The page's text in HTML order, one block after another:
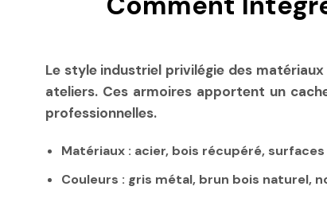
Le style industriel privilégie des
ateliers. Ces armoires apportent un
professionnelles.
Matériaux : acier, bois récupéré,
Couleurs : gris métal, brun bois naturel,